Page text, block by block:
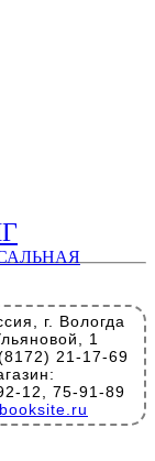
г. Вологда
1
21-17-69
12, 75-91-89